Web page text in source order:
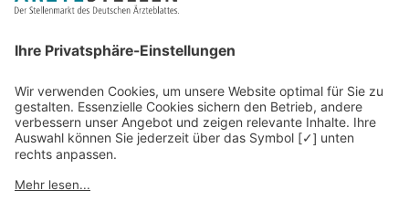
Kontakt
Datenschutz
Newsletter